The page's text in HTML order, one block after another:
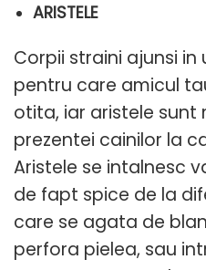
ARISTELE
Corpii straini ajunsi
pentru care amicul
otita, iar aristele sunt
prezentei cainilor la
Aristele se intalnesc
de fapt spice de la
care se agata de
perfora pielea, sau